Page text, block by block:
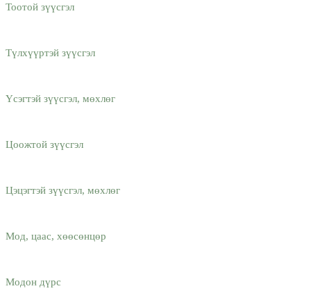
Тоотой зүүсгэл
Түлхүүртэй зүүсгэл
Үсэгтэй зүүсгэл, мөхлөг
Цоожтой зүүсгэл
Цэцэгтэй зүүсгэл, мөхлөг
Мод, цаас, хөөсөнцөр
Модон дүрс